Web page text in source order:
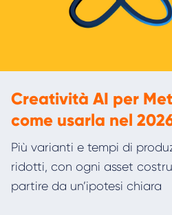
Creatività AI per
come usarla nel
Più varianti e tempi di
ridotti, con ogni asset
partire da un’ipotesi chiara